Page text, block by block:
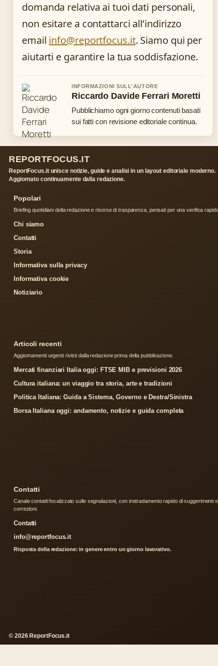
domanda relativa ai tuoi dati personali,
non esitare a contattarci all’indirizzo
email info@reportfocus.it. Siamo qui per
aiutarti e garantire la tua soddisfazione.
INFORMAZIONI SULL'AUTORE
Riccardo Davide Ferrari Moretti
Pubblichiamo ogni giorno contenuti basati
sui fatti con revisione editoriale continua.
REPORTFOCUS.IT
ReportFocus.it unisce notizie, guide e analisi in un layout editoriale moderno.
Aggiornato continuamente dalla redazione.
Popolari
Briefing quotidiani della redazione e risorse di trasparenza, pensati per una verifica
Chi siamo
Contatti
Storia
Informativa sulla privacy
Informativa cookie
Notiziario
Articoli recenti
Aggiornamenti urgenti rivisti dalla redazione prima della pubblicazione.
Mercati finanziari Italia oggi: FTSE MIB e previsioni 2026
Cultura italiana: un viaggio tra storia, arte e tradizioni
Politica Italiana: Guida a Sistema, Governo e Destra/Sinistra
Borsa Italiana oggi: andamento, notizie e guida completa
Contatti
Canale contatti focalizzato sulle segnalazioni, con instradamento rapido di suggerimenti e
correzioni.
Contatti
info@reportfocus.it
Risposta della redazione: in genere entro un giorno lavorativo.
© 2026 ReportFocus.it